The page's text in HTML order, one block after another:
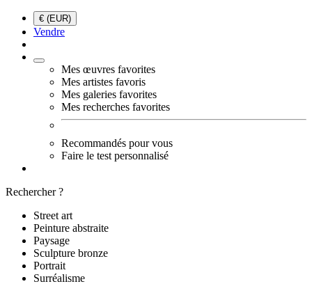
€ (EUR)
Vendre
Mes œuvres favorites
Mes artistes favoris
Mes galeries favorites
Mes recherches favorites
Recommandés pour vous
Faire le test personnalisé
Rechercher ?
Street art
Peinture abstraite
Paysage
Sculpture bronze
Portrait
Surréalisme